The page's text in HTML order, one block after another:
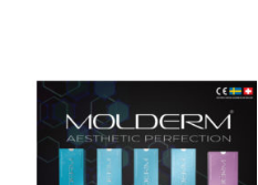
Quick View